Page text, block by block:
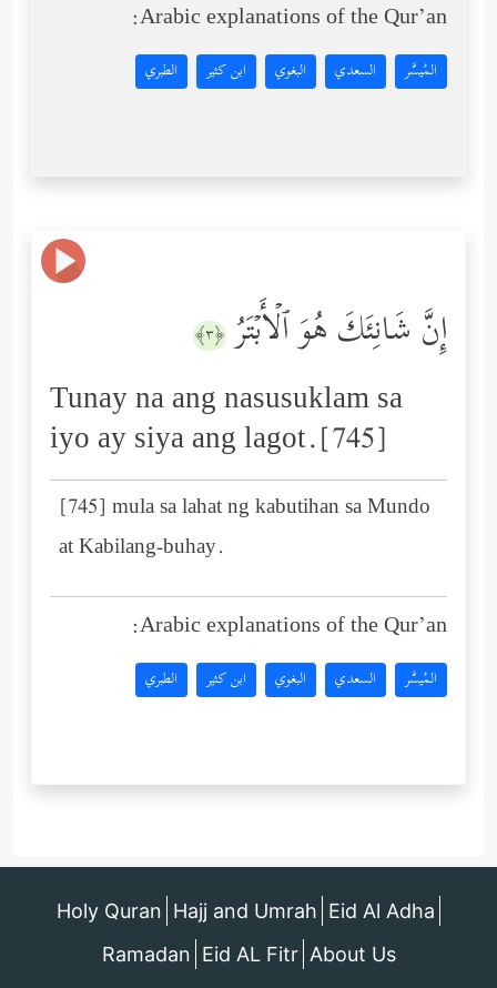
Arabic explanations of the Qur’an:
المُيسَّر السعدي البغوي ابن كثير الطبري
إِنَّ شَانِئَكَ هُوَ ٱلۡأَبۡتَرُ ﴿٣﴾
Tunay na ang nasusuklam sa
iyo ay siya ang lagot.[745]
[745] mula sa lahat ng kabutihan sa Mundo
at Kabilang-buhay.
Arabic explanations of the Qur’an:
المُيسَّر السعدي البغوي ابن كثير الطبري
Holy Quran Hajj and Umrah Eid Al Adha
Ramadan Eid AL Fitr About Us